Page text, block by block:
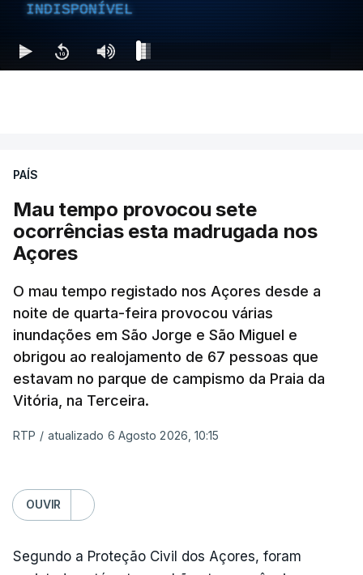
INDISPONÍVEL
PAÍS
Mau tempo provocou sete
ocorrências esta madrugada nos
Açores
O mau tempo registado nos Açores desde a
noite de quarta-feira provocou várias
inundações em São Jorge e São Miguel e
obrigou ao realojamento de 67 pessoas que
estavam no parque de campismo da Praia da
Vitória, na Terceira.
RTP / atualizado 6 Agosto 2026, 10:15
OUVIR
Segundo a Proteção Civil dos Açores, foram